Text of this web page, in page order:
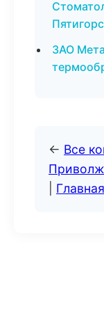
ЗАО
← Все